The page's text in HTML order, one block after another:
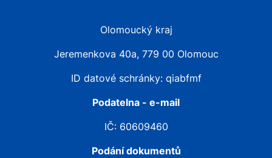
Olomoucký kraj
Jeremenkova 40a, 779 00 Olomouc
ID datové schránky: qiabfmf
Podatelna - e-mail
IČ: 60609460
Podání dokumentů